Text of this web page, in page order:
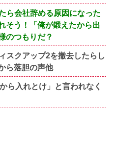
ら会社辞める原因になった
そう！「俺が鍛えたから出
のつもりだ？
スクアップ2を撤去したらし
ら落胆の声他
ら入れとけ」と言われなく